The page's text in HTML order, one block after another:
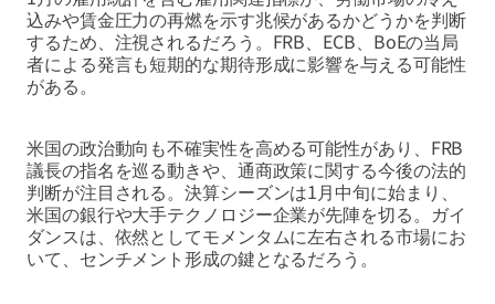
込みや賃金圧力の再燃を示す兆候があるかどうかを判断
するため、注視されるだろう。FRB、ECB、BoEの当局
者による発言も短期的な期待形成に影響を与える可能性
がある。
米国の政治動向も不確実性を高める可能性があり、FRB
議長の指名を巡る動きや、通商政策に関する今後の法的
判断が注目される。決算シーズンは1月中旬に始まり、
米国の銀行や大手テクノロジー企業が先陣を切る。ガイ
ダンスは、依然としてモメンタムに左右される市場にお
いて、センチメント形成の鍵となるだろう。